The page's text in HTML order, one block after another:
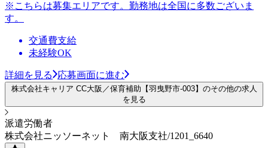
※こちらは募集エリアです。勤務地は全国に多数ございま
す。
交通費支給
未経験OK
詳細を見る 応募画面に進む
株式会社キャリア CC大阪／保育補助【羽曳野市-003】のその他の求人
を見る
派遣労働者
株式会社ニッソーネット 南大阪支社/1201_6640